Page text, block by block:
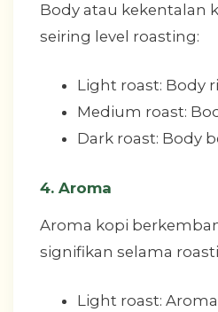
Body atau kekentalan
seiring level roasting:
Light roast: Body
Medium roast:
Dark roast: Body
4. Aroma
Aroma kopi
signifikan selama
Light roast: